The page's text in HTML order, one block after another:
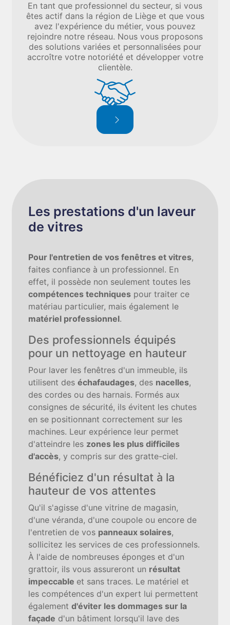
En tant que professionnel du secteur, si vous
êtes actif dans la région de Liège et que vous
avez l'expérience du métier, vous pouvez
rejoindre notre réseau. Nous vous proposons
des solutions variées et personnalisées pour
accroître votre notoriété et développer votre
clientèle.
Les prestations d'un laveur
de vitres
Pour l'entretien de vos fenêtres et vitres,
faites confiance à un professionnel. En
effet, il possède non seulement toutes les
compétences techniques pour traiter ce
matériau particulier, mais également le
matériel professionnel.
Des professionnels équipés
pour un nettoyage en hauteur
Pour laver les fenêtres d'un immeuble, ils
utilisent deséchafaudages, des nacelles,
des cordes ou des harnais. Formés aux
consignes de sécurité, ils évitent les chutes
en se positionnant correctement sur les
machines. Leur expérience leur permet
d'atteindre les zones les plus difficiles
d'accès, y compris sur des gratte-ciel.
Bénéficiez d'un résultat à la
hauteur de vos attentes
Qu'il s'agisse d'une vitrine de magasin,
d'une véranda, d'une coupole ou encore de
l'entretien de vos panneaux solaires,
sollicitez les services de ces professionnels.
À l'aide de nombreuses éponges et d'un
grattoir, ils vous assureront un résultat
impeccable et sans traces. Le matériel et
les compétences d'un expert lui permettent
égalementd'éviter les dommages sur la
façade d'un bâtiment lorsqu'il lave des